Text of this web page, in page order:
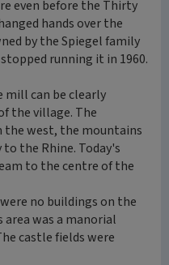
even before the Thirty
hands over the
by the Spiegel family
running it in 1960.
mill can be clearly
the village. The
the west, the mountains
the Rhine. Today's
to the centre of the
no buildings on the
was a manorial
castle fields were